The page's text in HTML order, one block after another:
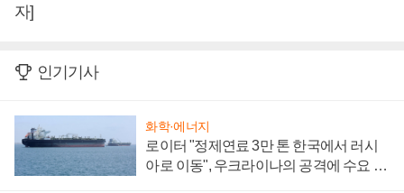
자]
인기기사
화학·에너지
로이터 "정제연료 3만 톤 한국에서 러시
아로 이동", 우크라이나의 공격에 수요 늘